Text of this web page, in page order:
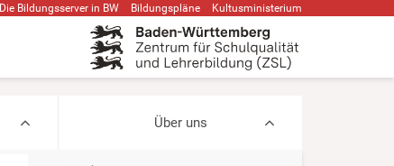
Die Bildungsserver in BW Bildungspläne Kultusministerium
Über uns